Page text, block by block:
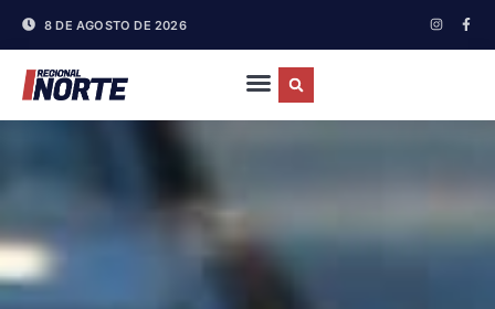
8 DE AGOSTO DE 2026